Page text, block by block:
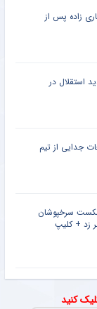
زاده پس از
استقلال در
جدایی از تیم
سرخپوشان
زد + کلیپ
کنید